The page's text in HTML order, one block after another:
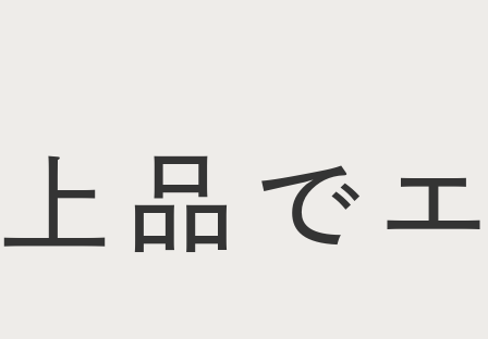
上品でエ